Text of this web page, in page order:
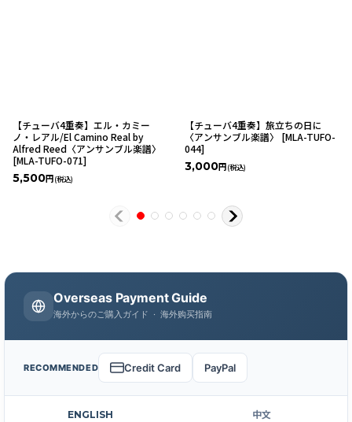
【チューバ4重奏】エル・カミー
ノ・レアル/El Camino Real by
Alfred Reed〈アンサンブル楽譜〉
[MLA-TUFO-071]
5,500円 (税込)
【チューバ4重奏】旅立ちの日に
〈アンサンブル楽譜〉
[MLA-TUFO-
044]
3,000円 (税込)
Overseas Payment Guide
海外からのご購入ガイド · 海外购买指南
RECOMMENDED Credit Card PayPal
ENGLISH 中文